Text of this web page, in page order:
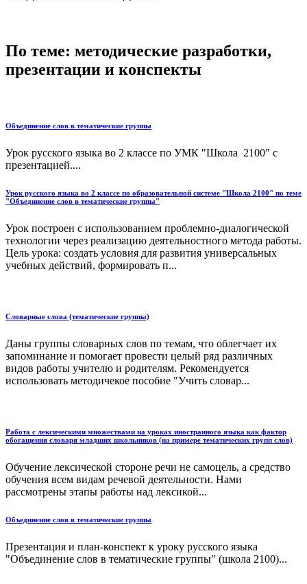
По теме: методические разработки,
презентации и конспекты
Объединение слов в тематические группы
Урок русского языка во 2 классе по УМК "Школа 2100" с
презентацией....
Урок русского языка во 2 классе по образовательной системе "Школа 2100" по теме
"Объединение слов в тематические группы"
Урок построен с использованием проблемно-диалогической
технологии через реализацию деятельностного метода работы.
Цель урока: создать условия для развития универсальных
учебных действий, формировать п...
Словарные слова (тематические группы)
Даны группы словарных слов по темам, что облегчает их
запоминание и помогает провести целый ряд различных
видов работы учителю и родителям. Рекомендуется
использовать методичекое пособие "Учить словар...
Работа с лексическими множествами на уроках иностранного языка как фактор
обогащения словаря младших школьников (на примере тематических групп слов)
Обучение лексической стороне речи не самоцель, а средство
обучения всем видам речевой деятельности. Нами
рассмотрены этапы работы над лексикой...
Объединение слов в тематические группы
Презентация и план-конспект к уроку русского языка
"Объединение слов в тематические группы" (школа 2100)...